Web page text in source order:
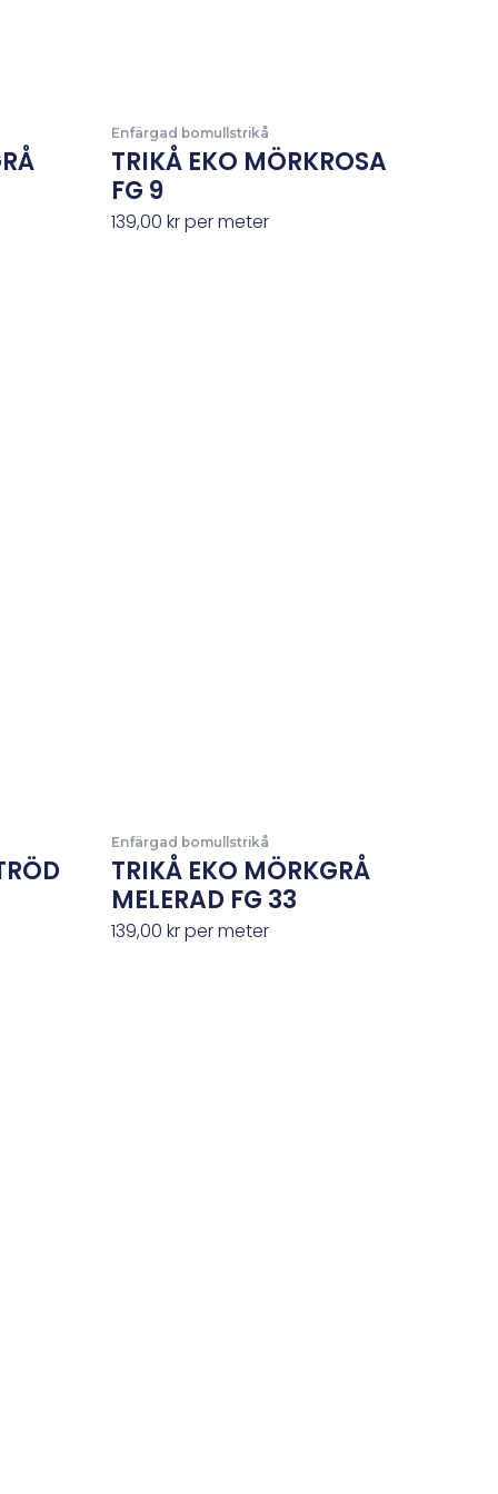
Enfärgad bomullstrikå
TRIKÅ EKO MÖRKROSA
FG 9
139,00krper meter
Enfärgad bomullstrikå
TRIKÅ EKO MÖRKGRÅ
MELERAD FG 33
139,00krper meter